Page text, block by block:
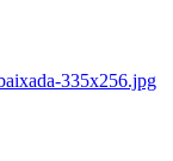
335x256.jpg